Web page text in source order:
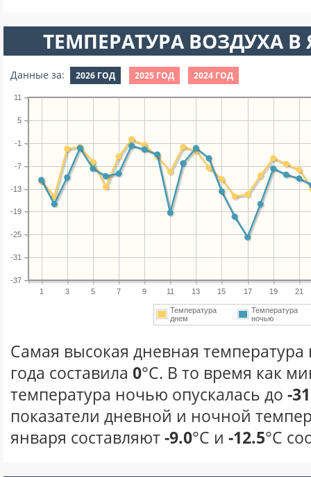
ТЕМПЕРАТУРА ВОЗДУХА В
Данные за: 2026 ГОД 2025 ГОД 2024 ГОД
1 3 5 7 9 11 13 15 17 19 21
-37
-31
-25
-19
-13
-7
-1
5
11
Температура
днем
Температура
ночью
Самая высокая дневная температура
года составила 0°С. В то время как
температура ночью опускалась до -31
показатели дневной и ночной
января составляют-9.0°С и -12.5°С